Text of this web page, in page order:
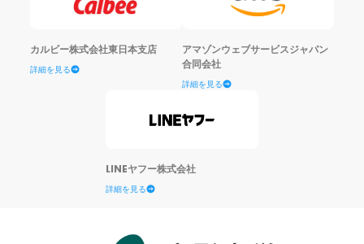
カルビー株式会社東日本支店
詳細を見る
アマゾンウェブサービスジャパン
合同会社
詳細を見る
LINEヤフー株式会社
詳細を見る